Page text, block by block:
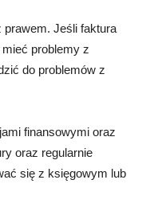
prawem. Jeśli faktura
problemy z
do problemów z
finansowymi oraz
oraz regularnie
się z księgowym lub